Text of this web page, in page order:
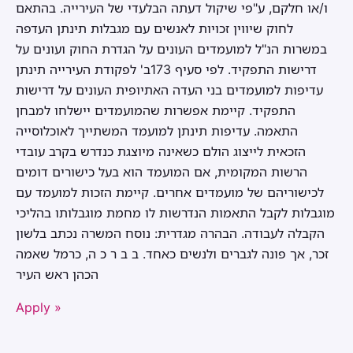
ו/או חלקם, ע"פי שיקול דעתה הבלעדי של העירייה. בהתאם
לחוק שיווין זכויות לאנשים עם מגבלות תינתן העדפה
במשרות הנ"ל למועמדים העונים על הגדרת החוק ועונים על
דרישות התפקיד. לפי סעיף 173ב' לפקודת העירייה תינתן
עדיפות למועמדים בני העדה האתיופית העונים על דרישות
התפקיד. קיימת אפשרות שהמועמדים יישלחו למבחן
התאמה. עדיפות תינתן למועמד המשתייך לאוכלוסייה
הזכאית לייצוג הולם כשאינה מיוצגת כנדרש בקרב עובדי
הרשות המקומית, אם המועמד הוא בעל כישורים דומים
לכישוריהם של מועמדים אחרים. קיימת הזכות למועמד עם
מוגבלות לקבל התאמות הנדרשות לו מחמת מוגבלותו בהליכי
הקבלה לעבודה. הבהרה מגדרית: נוסח המשרה נכתב בלשון
זכר, אך פונה לגברים ולנשים כאחד. ב ב ר כ ה, כרמל שאמה
הכהן ראש העיר
Apply »